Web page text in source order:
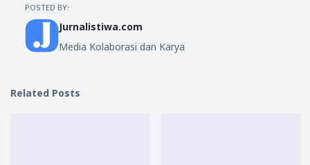
POSTED BY:
Jurnalistiwa.com
Media Kolaborasi dan Karya
Related Posts